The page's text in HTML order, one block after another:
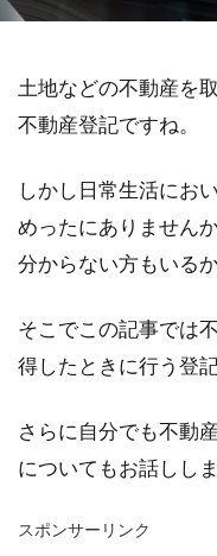
土地などの不動産を
不動産登記ですね。
しかし日常生活にお
めったにありません
分からない方もいる
そこでこの記事では
得したときに行う登
さらに自分でも不動
についてもお話ししま
スポンサーリンク